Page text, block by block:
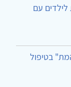
עם
בטיפול